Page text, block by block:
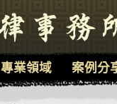
專業領域 案例分